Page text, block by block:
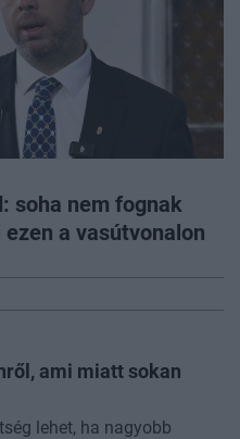
soha nem fognak
a vasútvonalon
ami miatt sokan
lehet, ha nagyobb